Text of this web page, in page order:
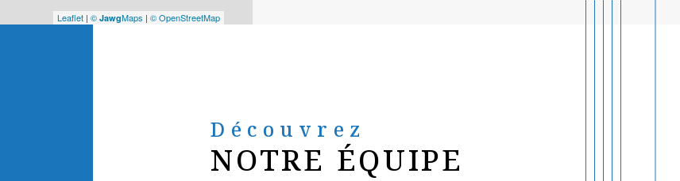
Leaflet |©JawgMaps |© OpenStreetMap
Découvrez
NOTRE ÉQUIPE